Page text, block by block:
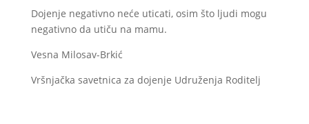
Dojenje negativno neće uticati, osim što ljudi mogu
negativno da utiču na mamu.
Vesna Milosav-Brkić
Vršnjačka savetnica za dojenje Udruženja Roditelj